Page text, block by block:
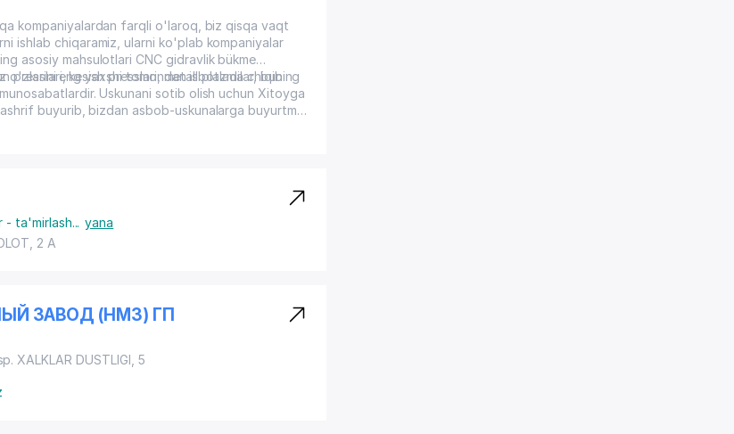
kompaniyalardan farqli o'laroq, biz qisqa vaqt
ishlab chiqaramiz, ularni ko'plab kompaniyalar
asosiy mahsulotlari CNC gidravlik bükme
presslari, kesish presslari, metall plazma chiqib
o'zlarini eng yaxshi tomondan isbotladilar, buning
Uskunani sotib olish uchun Xitoyga
buyurib, bizdan asbob-uskunalarga buyurtma
va bizdan boshqa modellarga buyurtma
- ta'mirlash... yana
, 2 A
ЗАВОД (НМЗ) ГП
XALKLAR DUSTLIGI , 5